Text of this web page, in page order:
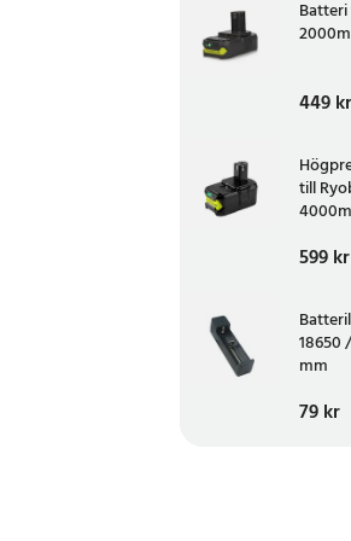
Pris:
449 kr
till
Pris:
599 kr
18650
mm
Pris:79
79 kr